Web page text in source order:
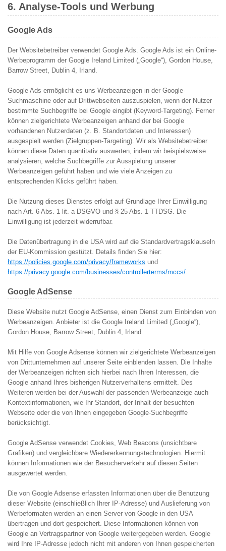
6. Analyse-Tools und Werbung
Google Ads
Der Websitebetreiber verwendet Google Ads. Google Ads ist ein Online-
Werbeprogramm der Google Ireland Limited („Google“), Gordon House,
Barrow Street, Dublin 4, Irland.
Google Ads ermöglicht es uns Werbeanzeigen in der Google-
Suchmaschine oder auf Drittwebseiten auszuspielen, wenn der Nutzer
bestimmte Suchbegriffe bei Google eingibt (Keyword-Targeting). Ferner
können zielgerichtete Werbeanzeigen anhand der bei Google
vorhandenen Nutzerdaten (z. B. Standortdaten und Interessen)
ausgespielt werden (Zielgruppen-Targeting). Wir als Websitebetreiber
können diese Daten quantitativ auswerten, indem wir beispielsweise
analysieren, welche Suchbegriffe zur Ausspielung unserer
Werbeanzeigen geführt haben und wie viele Anzeigen zu
entsprechenden Klicks geführt haben.
Die Nutzung dieses Dienstes erfolgt auf Grundlage Ihrer Einwilligung
nach Art. 6 Abs. 1 lit. a DSGVO und § 25 Abs. 1 TTDSG. Die
Einwilligung ist jederzeit widerrufbar.
Die Datenübertragung in die USA wird auf die Standardvertragsklauseln
der EU-Kommission gestützt. Details finden Sie hier:
https://policies.google.com/privacy/frameworks und
https://privacy.google.com/businesses/controllerterms/mccs/.
Google AdSense
Diese Website nutzt Google AdSense, einen Dienst zum Einbinden von
Werbeanzeigen. Anbieter ist die Google Ireland Limited („Google“),
Gordon House, Barrow Street, Dublin 4, Irland.
Mit Hilfe von Google Adsense können wir zielgerichtete Werbeanzeigen
von Drittunternehmen auf unserer Seite einblenden lassen. Die Inhalte
der Werbeanzeigen richten sich hierbei nach Ihren Interessen, die
Google anhand Ihres bisherigen Nutzerverhaltens ermittelt. Des
Weiteren werden bei der Auswahl der passenden Werbeanzeige auch
Kontextinformationen, wie Ihr Standort, der Inhalt der besuchten
Webseite oder die von Ihnen eingegeben Google-Suchbegriffe
berücksichtigt.
Google AdSense verwendet Cookies, Web Beacons (unsichtbare
Grafiken) und vergleichbare Wiedererkennungstechnologien. Hiermit
können Informationen wie der Besucherverkehr auf diesen Seiten
ausgewertet werden.
Die von Google Adsense erfassten Informationen über die Benutzung
dieser Website (einschließlich Ihrer IP-Adresse) und Auslieferung von
Werbeformaten werden an einen Server von Google in den USA
übertragen und dort gespeichert. Diese Informationen können von
Google an Vertragspartner von Google weitergegeben werden. Google
wird Ihre IP-Adresse jedoch nicht mit anderen von Ihnen gespeicherten